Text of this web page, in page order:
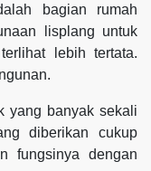
bagian rumah
lisplang untuk
lebih tertata.
yang banyak sekali
diberikan cukup
fungsinya dengan